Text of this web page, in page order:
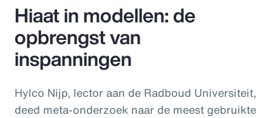
Hiaat in modellen: de
opbrengst van
inspanningen
Hylco Nijp, lector aan de Radboud Universiteit,
deed meta-onderzoek naar de meest gebruikte